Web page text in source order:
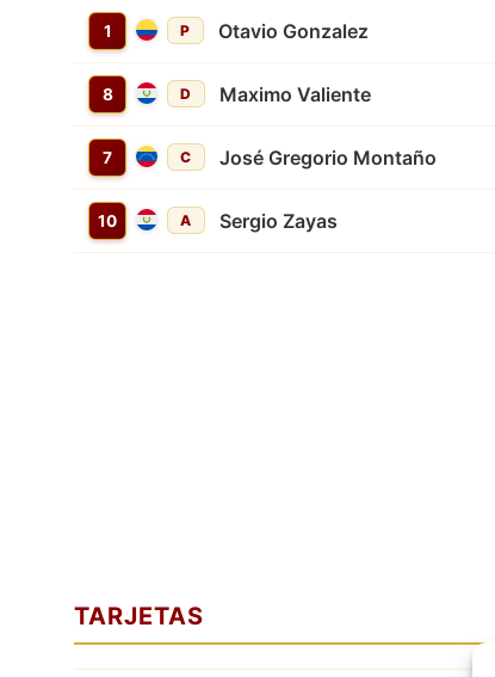
1 P Otavio Gonzalez
8 D Maximo Valiente
7 C José Gregorio Montaño
10 A Sergio Zayas
TARJETAS